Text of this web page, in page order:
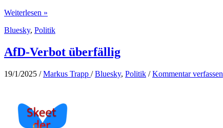
Das
Spiel
Friedrich
Merz
Weiterlesen »
Bluesky, Politik
AfD-Verbot überfällig
19/1/2025 /Markus Trapp /Bluesky, Politik /Kommentar verfassen